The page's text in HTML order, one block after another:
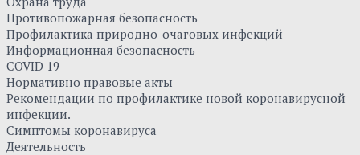
Противопожарная безопасность
Профилактика природно-очаговых инфекций
Информационная безопасность
COVID 19
Нормативно правовые акты
Рекомендации по профилактике новой коронавирусной
инфекции.
Симптомы коронавируса
Деятельность